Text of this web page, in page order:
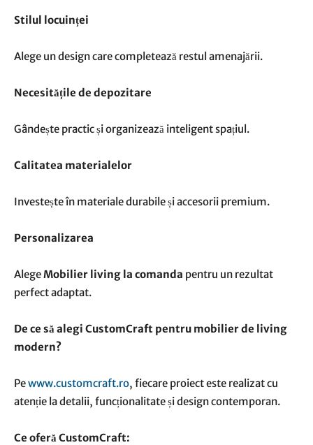
Stilul locuinței
Alege un design care completează restul amenajării.
Necesitățile de depozitare
Gândește practic și organizează inteligent spațiul.
Calitatea materialelor
Investește în materiale durabile și accesorii premium.
Personalizarea
AlegeMobilier living la comanda pentru un rezultat
perfect adaptat.
De ce să alegi CustomCraft pentru mobilier de living
modern?
Pewww.customcraft.ro, fiecare proiect este realizat cu
atenție la detalii, funcționalitate și design contemporan.
Ce oferă CustomCraft: